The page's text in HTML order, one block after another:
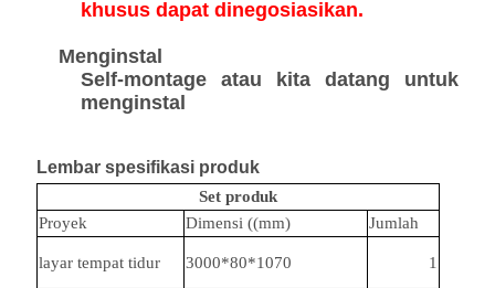
khusus dapat dinegosiasikan.
Menginstal
Self-montage atau kita datang untuk
menginstal
Lembar spesifikasi produk
Set produk
Proyek
Dimensi ((mm) Jumlah
layar tempat tidur 3000*80*1070 1